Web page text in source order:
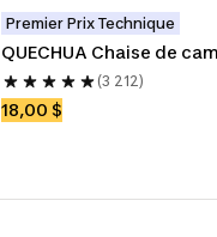
Premier Prix Technique
QUECHUA Chaise de
(3 212)
18,00 $